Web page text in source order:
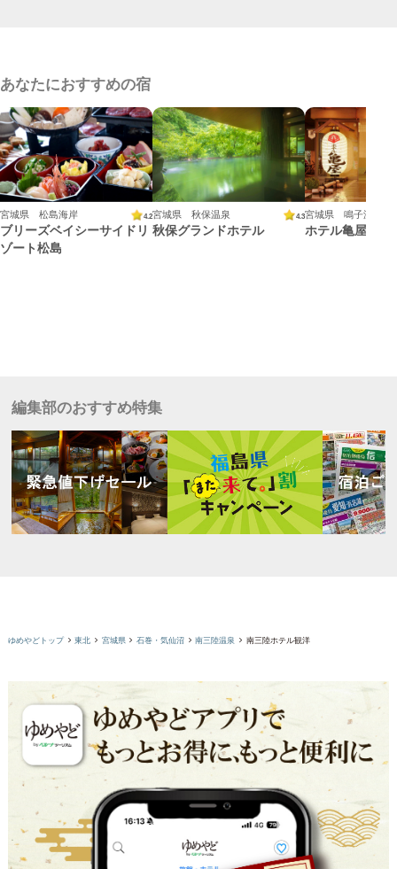
あなたにおすすめの宿
宮城県 松島海岸 4.2
ブリーズベイシーサイドリ
ゾート松島
宮城県 秋保温泉 4.3
秋保グランドホテル ホテル亀屋
編集部のおすすめ特集
ゆめやどトップ 東北 宮城県 石巻・気仙沼 南三陸温泉 南三陸ホテル観洋